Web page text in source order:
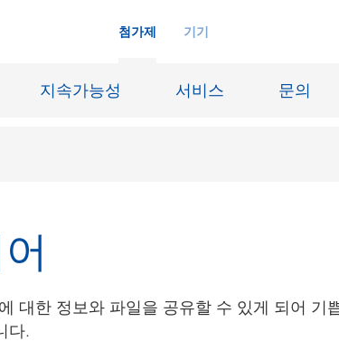
첨가제 기기
지속가능성 서비스 문의
장시스템
도료
대한 정보와 파일을 공유할 수 있게 되어
다.